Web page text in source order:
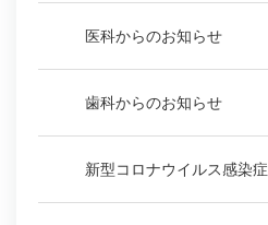
医科からのお知らせ
歯科からのお知らせ
新型コロナウイルス感染症